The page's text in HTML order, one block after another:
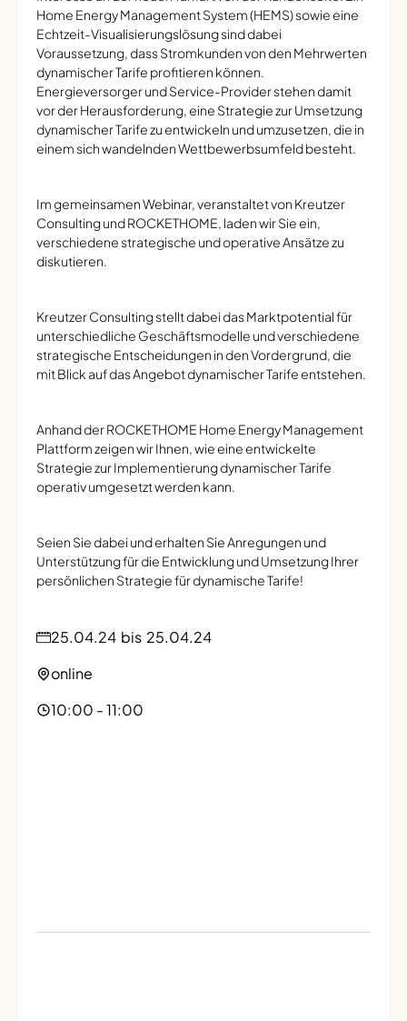
Home Energy Management System (HEMS) sowie eine
Echtzeit-Visualisierungslösung sind dabei
Voraussetzung, dass Stromkunden von den Mehrwerten
dynamischer Tarife profitieren können.
Energieversorger und Service-Provider stehen damit
vor der Herausforderung, eine Strategie zur Umsetzung
dynamischer Tarife zu entwickeln und umzusetzen, die in
einem sich wandelnden Wettbewerbsumfeld besteht.
Im gemeinsamen Webinar, veranstaltet von Kreutzer
Consulting und ROCKETHOME, laden wir Sie ein,
verschiedene strategische und operative Ansätze zu
diskutieren.
Kreutzer Consulting stellt dabei das Marktpotential für
unterschiedliche Geschäftsmodelle und verschiedene
strategische Entscheidungen in den Vordergrund, die
mit Blick auf das Angebot dynamischer Tarife entstehen.
Anhand der ROCKETHOME Home Energy Management
Plattform zeigen wir Ihnen, wie eine entwickelte
Strategie zur Implementierung dynamischer Tarife
operativ umgesetzt werden kann.
Seien Sie dabei und erhalten Sie Anregungen und
Unterstützung für die Entwicklung und Umsetzung Ihrer
persönlichen Strategie für dynamische Tarife!
25.04.24 bis 25.04.24
online
10:00 - 11:00